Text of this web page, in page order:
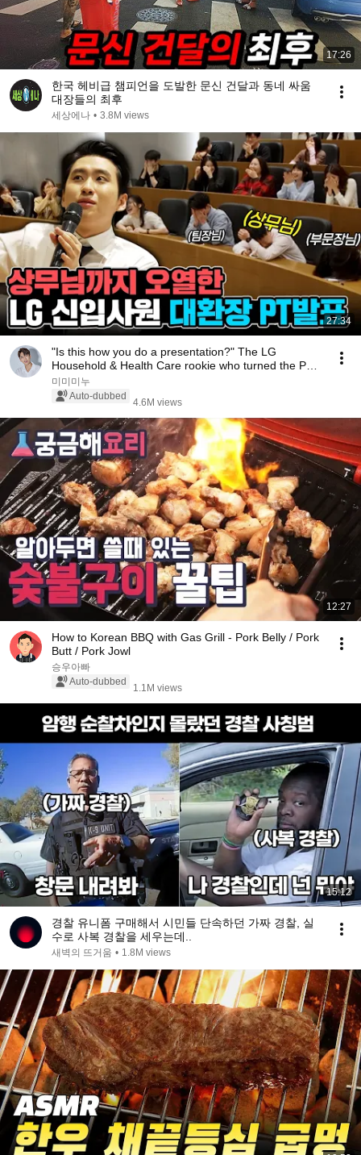
17:26
한국 헤비급 챔피언을 도발한 문신 건달과 동네 싸움
대장들의 최후
세상에나 • 3.8M views
27:34
"Is this how you do a presentation?" The LG
Household & Health Care rookie who turned the PT
sess...
미미미누
Auto-dubbed
4.6M views
12:27
How to Korean BBQ with Gas Grill - Pork Belly / Pork
Butt / Pork Jowl
승우아빠
Auto-dubbed
1.1M views
15:12
경찰 유니폼 구매해서 시민들 단속하던 가짜 경찰, 실
수로 사복 경찰을 세우는데..
새벽의 뜨거움 • 1.8M views